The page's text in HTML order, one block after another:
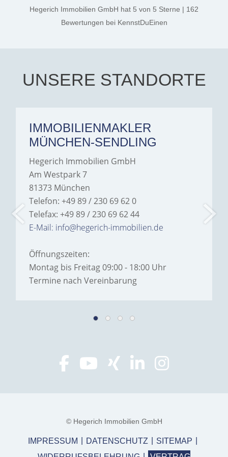
thanks, and a huge part of
the credit goes to Amelie
Jamrowâ€”she was
exceptionally professional,
Hegerich Immobilien to
anyone looking for a home.
Hegerich Immobilien GmbH hat 5 von 5 Sterne | 162
Bewertungen bei KennstDuEinen
UNSERE STANDORTE
IMMOBILIENMAKLER
MÜNCHEN-SENDLING
Hegerich Immobilien GmbH
Am Westpark 7
81373 München
Telefon: +49 89 / 230 69 62 0
Telefax: +49 89 / 230 69 62 44
E-Mail: info@hegerich-immobilien.de
Öffnungszeiten:
Montag bis Freitag 09:00 - 18:00 Uhr
Termine nach Vereinbarung
© Hegerich Immobilien GmbH
IMPRESSUM DATENSCHUTZ
SITEMAP